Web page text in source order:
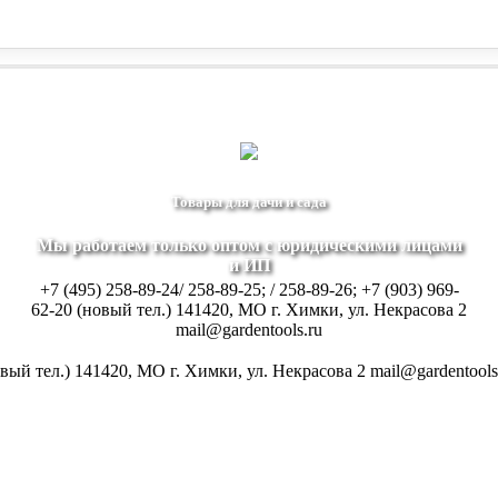
Товары для дачи и сада
Мы работаем только оптом с юридическими лицами
и ИП
+7 (495) 258-89-24/ 258-89-25; / 258-89-26; +7 (903) 969-
62-20 (новый тел.) 141420, МО г. Химки, ул. Некрасова 2
mail@gardentools.ru
тел.) 141420, МО г. Химки, ул. Некрасова 2